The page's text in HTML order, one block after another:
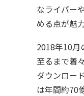
なライバー
める点が魅
2018年10月
至るまで着
ダウンロー
は年間約70